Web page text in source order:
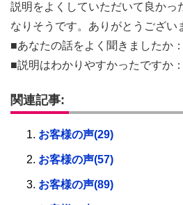
説明をよくしていただいて良かっ
なりそうです。ありがとうござい
■あなたの話をよく聞きましたか
■説明はわかりやすかったですか
関連記事:
お客様の声(29)
お客様の声(57)
お客様の声(89)